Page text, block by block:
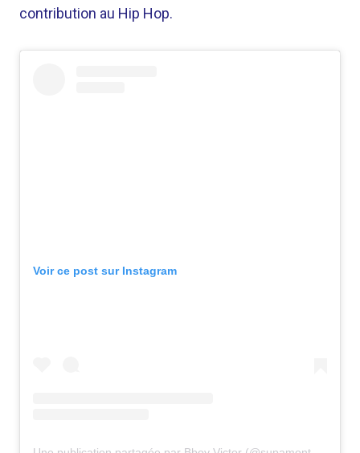
contribution au Hip Hop.
Voir ce post sur Instagram